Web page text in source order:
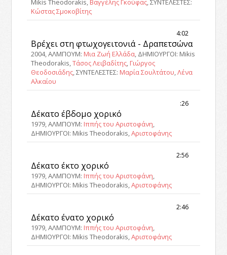
Mikis Theodorakis, Βαγγέλης Γκούφας, ΣΥΝΤΕΛΕΣΤΕΣ:
Κώστας Σμοκοβίτης
4:02
Βρέχει στη φτωχογειτονιά - Δραπετσώνα
2004, ΑΛΜΠΟΥΜ: Μια Ζωή Ελλάδα, ΔΗΜΙΟΥΡΓΟΙ: Mikis
Theodorakis,Τάσος Λειβαδίτης, Γιώργος
Θεοδοσιάδης, ΣΥΝΤΕΛΕΣΤΕΣ: Μαρία Σουλτάτου,Λένα
Αλκαίου
:26
Δέκατο έβδομο χορικό
1979, ΑΛΜΠΟΥΜ: Ιππής του Αριστοφάνη,
ΔΗΜΙΟΥΡΓΟΙ: Mikis Theodorakis,Αριστοφάνης
2:56
Δέκατο έκτο χορικό
1979, ΑΛΜΠΟΥΜ: Ιππής του Αριστοφάνη,
ΔΗΜΙΟΥΡΓΟΙ: Mikis Theodorakis,Αριστοφάνης
2:46
Δέκατο ένατο χορικό
1979, ΑΛΜΠΟΥΜ: Ιππής του Αριστοφάνη,
ΔΗΜΙΟΥΡΓΟΙ: Mikis Theodorakis,Αριστοφάνης